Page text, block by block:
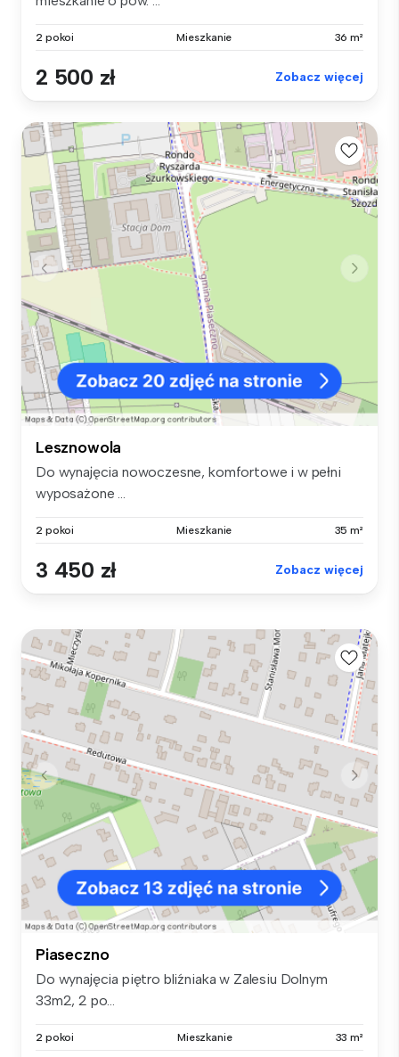
2 pokoi Mieszkanie 36 m²
2 500 zł Zobacz więcej
Lesznowola
Do wynajęcia nowoczesne, komfortowe i w pełni
wyposażone ...
2 pokoi Mieszkanie 35 m²
3 450 zł Zobacz więcej
Piaseczno
Do wynajęcia piętro bliźniaka w Zalesiu Dolnym
33m2, 2 po...
2 pokoi Mieszkanie 33 m²